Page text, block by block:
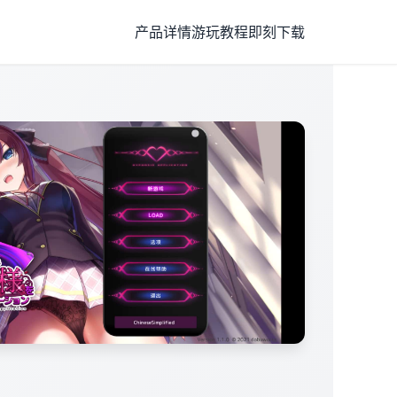
产品详情游玩教程即刻下载